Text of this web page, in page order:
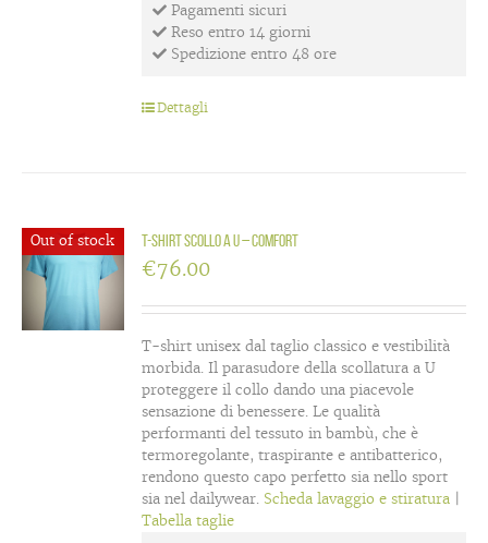
Pagamenti sicuri
Reso entro 14 giorni
Spedizione entro 48 ore
Dettagli
Out of stock T-shirt scollo a U – Comfort
€76.00
T-shirt unisex dal taglio classico e vestibilità
morbida. Il parasudore della scollatura a U
proteggere il collo dando una piacevole
sensazione di benessere. Le qualità
performanti del tessuto in bambù, che è
termoregolante, traspirante e antibatterico,
rendono questo capo perfetto sia nello sport
sia nel dailywear. Scheda lavaggio e stiratura
Tabella taglie